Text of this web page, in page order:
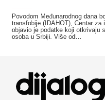
Povodom Međunarodnog dana
transfobije (IDAHOT), Centar
objavio je podatke koji otkrivaju
osoba u Srbiji. Više od…